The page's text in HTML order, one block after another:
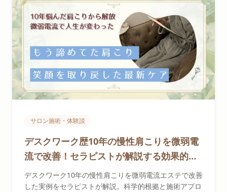
サロン施術・体験談
デスクワーク歴10年の慢性肩こりを微弱電
流で改善！セラピストが解説する効果的ア
プローチ
デスクワーク10年の慢性肩こりを微弱電流エステで改善
した実例をセラピストが解説。科学的根拠と施術アプロ